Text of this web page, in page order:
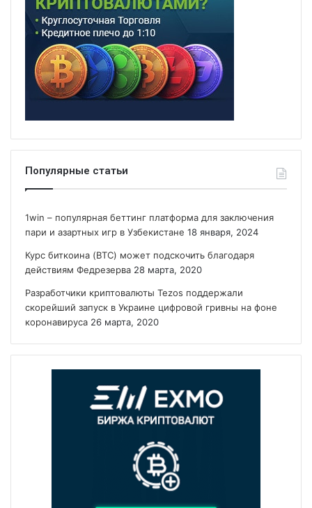
Популярные статьи
1win – популярная беттинг платформа для заключения
пари и азартных игр в Узбекистане 18 января, 2024
Курс биткоина (BTC) может подскочить благодаря
действиям Федрезерва 28 марта, 2020
Разработчики криптовалюты Tezos поддержали
скорейший запуск в Украине цифровой гривны на фоне
коронавируса 26 марта, 2020